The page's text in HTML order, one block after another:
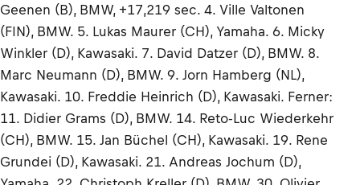
Geenen (B), BMW, +17,219 sec. 4. Ville Valtonen
(FIN), BMW. 5. Lukas Maurer (CH), Yamaha. 6. Micky
Winkler (D), Kawasaki. 7. David Datzer (D), BMW. 8.
Marc Neumann (D), BMW. 9. Jorn Hamberg (NL),
Kawasaki. 10. Freddie Heinrich (D), Kawasaki. Ferner:
11. Didier Grams (D), BMW. 14. Reto-Luc Wiederkehr
(CH), BMW. 15. Jan Büchel (CH), Kawasaki. 19. Rene
Grundei (D), Kawasaki. 21. Andreas Jochum (D),